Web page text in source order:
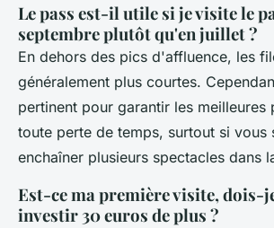
Le pass est-il utile si je visite le
septembre plutôt qu'en juillet ?
En dehors des pics d'affluence, les
généralement plus courtes.
pertinent pour garantir les meilleures
toute perte de temps, surtout si vous
enchaîner plusieurs spectacles dans
Est-ce ma première visite, dois-
investir 30 euros de plus ?